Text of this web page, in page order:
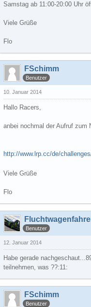
Samstag ab 11:00-20:00 Uhr
Viele Grüße
Flo
FSchimm
Benutzer
10. Januar 2014
Hallo Racers,
anbei nochmal der Aufruf zum
http://www.lrp.cc/de/
Viele Grüße
Flo
Benutzer
12. Januar 2014
Habe gerade
teilnehmen, was ??:11:
FSchimm
Benutzer